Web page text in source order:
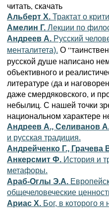
читать, скачать
Альберт Х. Трактат о
Амелин Г. Лекции по
Андреев А. Русский
менталитета). О
русской душе написано
объективного и
литературе (да и
даже смердяковского, и
небылиц. С нашей точки
национальном характере
Андреев А., Селиванов
и русская традиция.
Андрейченко Г., Грачева
Анкерсмит Ф. История и
метафоры.
Араб-Оглы Э.А.
общечеловеческие
Ариас Х. Бог, в которого я